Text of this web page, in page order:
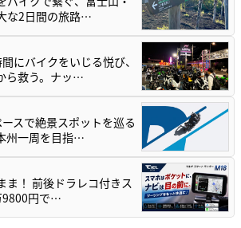
な2日間の旅路…
にバイクをいじる悦び、
ら救う。ナッ…
スで絶景スポットを巡る
州一周を目指…
ま！ 前後ドラレコ付きス
9800円で…